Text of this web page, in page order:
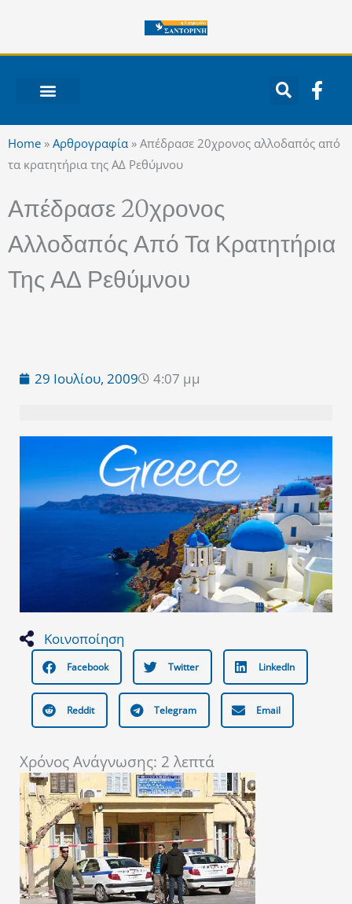
περιεχόμενο
F
a
e
b
f
Home » Αρθρογραφία » Απέδρασε 20χρονος αλλοδαπός από
τα κρατητήρια της ΑΔ Ρεθύμνου
Απέδρασε 20χρονος
Αλλοδαπός Από Τα Κρατητήρια
Της ΑΔ Ρεθύμνου
29 Ιουλίου, 2009 4:07 μμ
Κοινοποίηση
Facebook Twitter LinkedIn
Reddit Telegram Email
Χρόνος Ανάγνωσης: 2 λεπτά